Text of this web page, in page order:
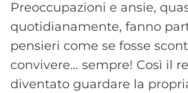
Preoccupazioni e ansie,
quotidianamente, fanno
pensieri come se fosse
convivere… sempre! Così il
diventato guardare la